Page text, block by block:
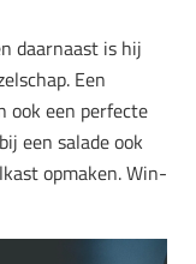
daarnaast is hij
Een
ook een perfecte
een salade ook
opmaken. Win-